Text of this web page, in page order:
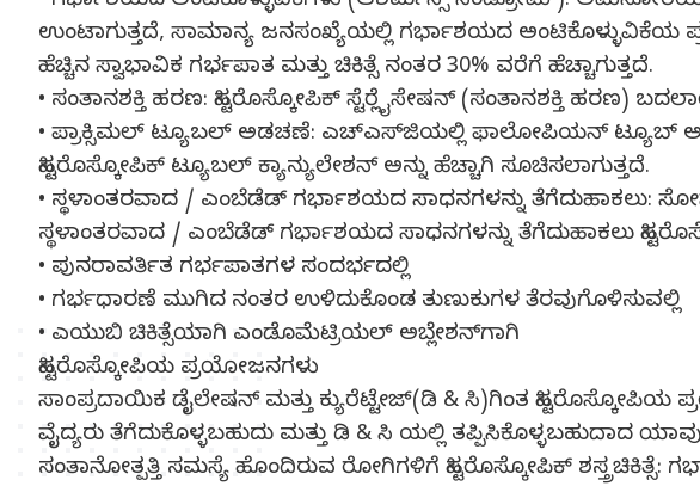
ಉಂಟಾಗುತ್ತದೆ, ಸಾಮಾನ್ಯ ಜನಸಂಖ್ಯೆಯಲ್ಲಿ ಗರ್ಭಾಶಯದ ಅಂಟಿಕೊಳ್ಳುವಿಕೆಯ
ಹೆಚ್ಚಿನ ಸ್ವಾಭಾವಿಕ ಗರ್ಭಪಾತ ಮತ್ತು ಚಿಕಿತ್ಸೆ ನಂತರ 30% ವರೆಗೆ ಹೆಚ್ಚಾಗುತ್ತದೆ.
• ಸಂತಾನಶಕ್ತಿ ಹರಣ: ಹಿಸ್ಟರೊಸ್ಕೋಪಿಕ್ ಸ್ಟೆರ್‍ಲೈಸೇಷನ್ (ಸಂತಾನಶಕ್ತಿ ಹರಣ)
• ಪ್ರಾಕ್ಸಿಮಲ್ ಟ್ಯೂಬಲ್ ಅಡಚಣೆ: ಎಚ್‍ಎಸ್‍ಜಿಯಲ್ಲಿ ಫಾಲೋಪಿಯನ್ ಟ್ಯೂಬ್
ಹಿಸ್ಟರೊಸ್ಕೋಪಿಕ್ ಟ್ಯೂಬಲ್ ಕ್ಯಾನ್ಯುಲೇಶನ್ ಅನ್ನು ಹೆಚ್ಚಾಗಿ ಸೂಚಿಸಲಾಗುತ್ತದೆ.
• ಸ್ಥಳಾಂತರವಾದ / ಎಂಬೆಡೆಡ್ ಗರ್ಭಾಶಯದ ಸಾಧನಗಳನ್ನು
ಸ್ಥಳಾಂತರವಾದ / ಎಂಬೆಡೆಡ್ ಗರ್ಭಾಶಯದ ಸಾಧನಗಳನ್ನು ತೆಗೆದುಹಾಕಲು
• ಪುನರಾವರ್ತಿತ ಗರ್ಭಪಾತಗಳ ಸಂದರ್ಭದಲ್ಲಿ
• ಗರ್ಭಧಾರಣೆ ಮುಗಿದ ನಂತರ ಉಳಿದುಕೊಂಡ ತುಣುಕುಗಳ ತೆರವುಗೊಳಿಸುವಲ್ಲಿ
• ಎಯುಬಿ ಚಿಕಿತ್ಸೆಯಾಗಿ ಎಂಡೊಮೆಟ್ರಿಯಲ್ ಅಬ್ಲೇಶನ್‍ಗಾಗಿ
ಹಿಸ್ಟರೊಸ್ಕೋಪಿಯ ಪ್ರಯೋಜನಗಳು
ಸಾಂಪ್ರದಾಯಿಕ ಡೈಲೇಷನ್ ಮತ್ತು ಕ್ಯುರೆಟ್ಟೇಜ್(ಡಿ & ಸಿ)ಗಿಂತ
ವೈದ್ಯರು ತೆಗೆದುಕೊಳ್ಳಬಹುದು ಮತ್ತು ಡಿ & ಸಿ ಯಲ್ಲಿ ತಪ್ಪಿಸಿಕೊಳ್ಳಬಹುದಾದ
ಸಂತಾನೋತ್ಪತ್ತಿ ಸಮಸ್ಯೆ ಹೊಂದಿರುವ ರೋಗಿಗಳಿಗೆ ಹಿಸ್ಟರೊಸ್ಕೋಪಿಕ್